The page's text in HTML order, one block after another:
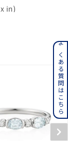
よくある質問はこちら